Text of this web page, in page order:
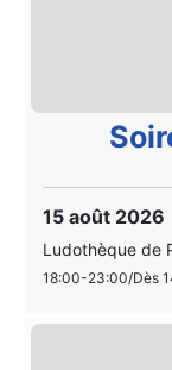
15 août 2026
Ludothèque de
18:00-23:00/Dès